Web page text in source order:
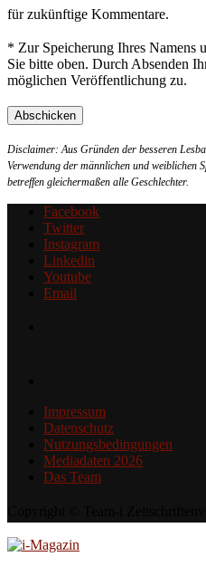
für zukünftige Kommentare.
* Zur Speicherung Ihres Namens
Sie bitte oben. Durch Absenden
möglichen Veröffentlichung zu.
Disclaimer: Aus Gründen der besseren
Verwendung der männlichen und weiblichen
betreffen gleichermaßen alle Geschlechter.
Facebook
Twitter
Instagram
Linkedin
Youtube
Email
Impressum
Datenschutz
Nutzungsbedingungen
Mediadaten 2026
Das Team